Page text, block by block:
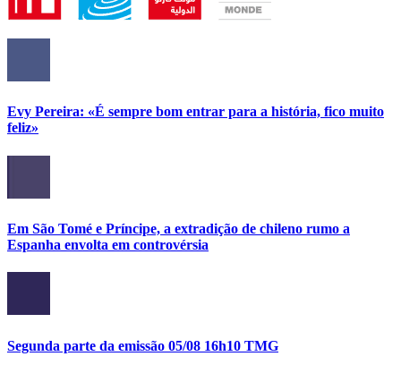
Evy Pereira: «É sempre bom entrar para a história, fico muito
feliz»
Em São Tomé e Príncipe, a extradição de chileno rumo a
Espanha envolta em controvérsia
Segunda parte da emissão 05/08 16h10 TMG